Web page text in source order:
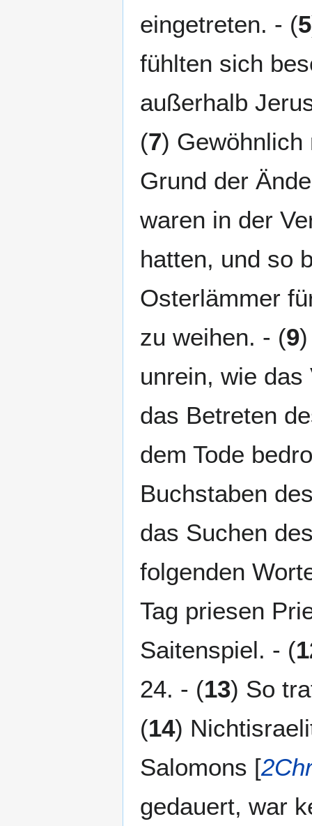
eingetreten. - (5
fühlten sich
außerhalb
(7) Gewöhnlich
Grund der
waren in der
hatten, und so
Osterlämmer
zu weihen. - (9
unrein, wie
das Betreten
dem Tode
Buchstaben
das Suchen
folgenden
Tag priesen
Saitenspiel. - (
24. - (13) So
(14)
Salomons [
gedauert, war